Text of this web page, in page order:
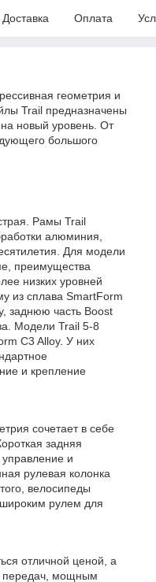
Доставка Оплата
геометрия и
Trail предназначены
новый уровень. От
большого
Рамы Trail
алюминия,
Для модели
преимущества
низких уровней
из сплава SmartForm
заднюю часть Boost
Модели Trail 5-8
C3 Alloy. У них
и крепление
сочетает в себе
задняя
управление и
рулевая колонка
велосипеды
рулем для
отличной ценой, а
передач, мощным